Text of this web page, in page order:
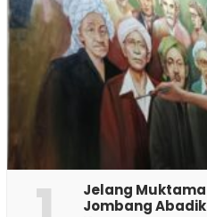
Jelang
Jombang